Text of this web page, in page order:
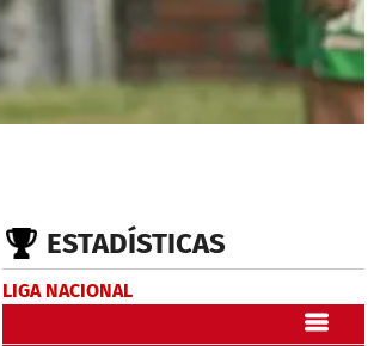
ESTADÍSTICAS
LIGA NACIONAL